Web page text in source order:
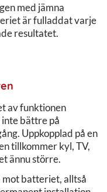
med jämna
är fulladdat varje
resultatet.
av funktionen
inte bättre på
Uppkopplad på en
tillkommer kyl, TV,
ännu större.
batteriet, alltså